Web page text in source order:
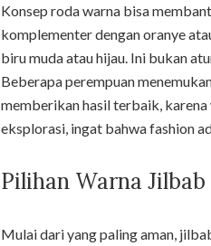
Konsep roda warna bisa
komplementer dengan oranye
biru muda atau hijau. Ini bukan
Beberapa perempuan
memberikan hasil terbaik, karena
eksplorasi, ingat bahwa fashion
Pilihan Warna
Mulai dari yang paling aman,